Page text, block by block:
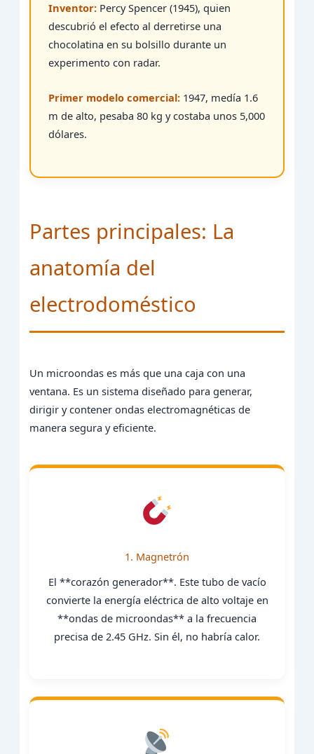
Inventor: Percy Spencer (1945), quien
descubrió el efecto al derretirse una
chocolatina en su bolsillo durante un
experimento con radar.
Primer modelo comercial: 1947, medía 1.6
m de alto, pesaba 80 kg y costaba unos 5,000
dólares.
Partes principales: La
anatomía del
electrodoméstico
Un microondas es más que una caja con una
ventana. Es un sistema diseñado para generar,
dirigir y contener ondas electromagnéticas de
manera segura y eficiente.
1. Magnetrón
El **corazón generador**. Este tubo de vacío
convierte la energía eléctrica de alto voltaje en
**ondas de microondas** a la frecuencia
precisa de 2.45 GHz. Sin él, no habría calor.